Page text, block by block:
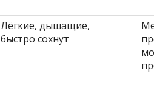
Лёгкие, дышащие,
быстро сохнут